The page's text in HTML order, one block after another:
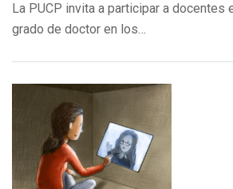
La PUCP invita a participar a docentes
grado de doctor en los…